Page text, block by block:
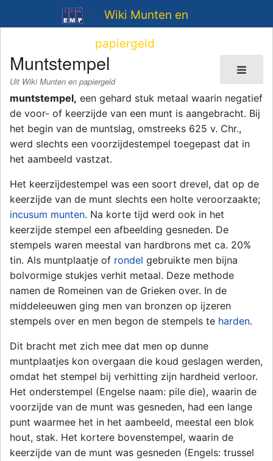
Wiki Munten en
papiergeld
Muntstempel
Uit Wiki Munten en papiergeld
muntstempel, een gehard stuk metaal waarin negatief
de voor- of keerzijde van een munt is aangebracht. Bij
het begin van de muntslag, omstreeks 625 v. Chr.,
werd slechts een voorzijdestempel toegepast dat in
het aambeeld vastzat.
Het keerzijdestempel was een soort drevel, dat op de
keerzijde van de munt slechts een holte veroorzaakte;
incusum munten. Na korte tijd werd ook in het
keerzijde stempel een afbeelding gesneden. De
stempels waren meestal van hardbrons met ca. 20%
tin. Als muntplaatje of rondel gebruikte men bijna
bolvormige stukjes verhit metaal. Deze methode
namen de Romeinen van de Grieken over. In de
middeleeuwen ging men van bronzen op ijzeren
stempels over en men begon de stempels te harden.
Dit bracht met zich mee dat men op dunne
muntplaatjes kon overgaan die koud geslagen werden,
omdat het stempel bij verhitting zijn hardheid verloor.
Het onderstempel (Engelse naam: pile die), waarin de
voorzijde van de munt was gesneden, had een lange
punt waarmee het in het aambeeld, meestal een blok
hout, stak. Het kortere bovenstempel, waarin de
keerzijde van de munt was gesneden (Engels: trussel